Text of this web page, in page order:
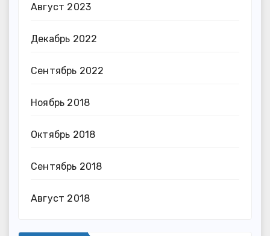
Август 2023
Декабрь 2022
Сентябрь 2022
Ноябрь 2018
Октябрь 2018
Сентябрь 2018
Август 2018